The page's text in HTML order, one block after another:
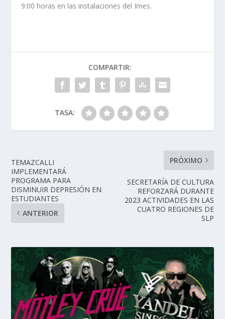
9:00 horas en las instalaciones del Imes.
COMPARTIR:
TASA:
TEMAZCALLI
IMPLEMENTARÁ
PROGRAMA PARA
DISMINUIR DEPRESIÓN EN
ESTUDIANTES
ANTERIOR
PRÓXIMO
SECRETARÍA DE CULTURA
REFORZARÁ DURANTE
2023 ACTIVIDADES EN LAS
CUATRO REGIONES DE
SLP